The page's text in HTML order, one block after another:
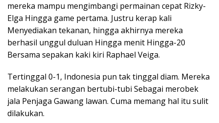
mereka mampu mengimbangi permainan cepat Rizky-
Elga Hingga game pertama. Justru kerap kali
Menyediakan tekanan, hingga akhirnya mereka
berhasil unggul duluan Hingga menit Hingga-20
Bersama sepakan kaki kiri Raphael Veiga.
Tertinggal 0-1, Indonesia pun tak tinggal diam. Mereka
melakukan serangan bertubi-tubi Sebagai merobek
jala Penjaga Gawang lawan. Cuma memang hal itu sulit
dilakukan.